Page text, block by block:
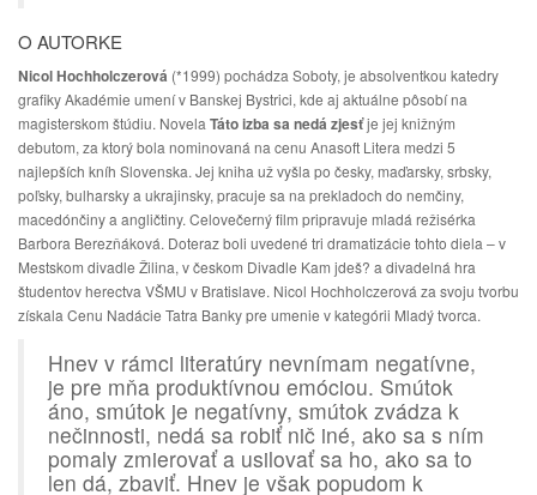
O AUTORKE
Nicol Hochholczerová (*1999) pochádza Soboty, je absolventkou katedry
grafiky Akadémie umení v Banskej Bystrici, kde aj aktuálne pôsobí na
magisterskom štúdiu. Novela Táto izba sa nedá zjesťje jej knižným
debutom, za ktorý bola nominovaná na cenu Anasoft Litera medzi 5
najlepších kníh Slovenska. Jej kniha už vyšla po česky, maďarsky, srbsky,
poľsky, bulharsky a ukrajinsky, pracuje sa na prekladoch do nemčiny,
macedónčiny a angličtiny. Celovečerný film pripravuje mladá režisérka
Barbora Berezňáková. Doteraz boli uvedené tri dramatizácie tohto diela – v
Mestskom divadle Žilina, v českom Divadle Kam jdeš? a divadelná hra
študentov herectva VŠMU v Bratislave. Nicol Hochholczerová za svoju tvorbu
získala Cenu Nadácie Tatra Banky pre umenie v kategórii Mladý tvorca.
Hnev v rámci literatúry nevnímam negatívne,
je pre mňa produktívnou emóciou. Smútok
áno, smútok je negatívny, smútok zvádza k
nečinnosti, nedá sa robiť nič iné, ako sa s ním
pomaly zmierovať a usilovať sa ho, ako sa to
len dá, zbaviť. Hnev je však popudom k